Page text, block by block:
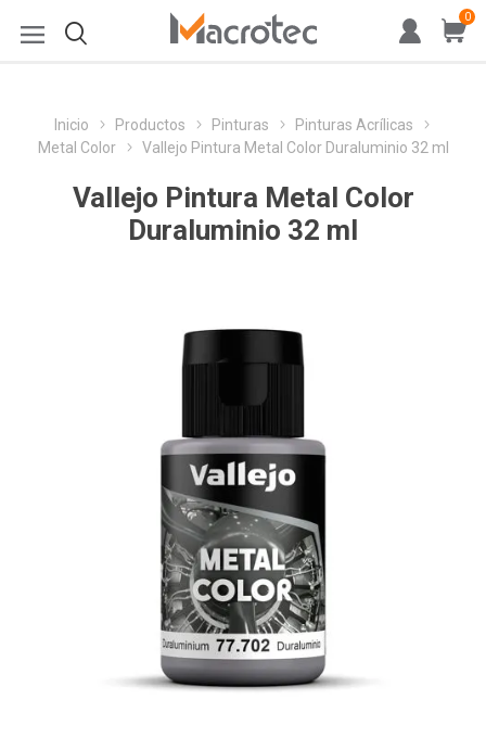
0
Inicio Productos Pinturas
Pinturas Acrílicas
Metal Color
Vallejo Pintura Metal Color Duraluminio 32 ml
Vallejo Pintura Metal Color
Duraluminio 32 ml